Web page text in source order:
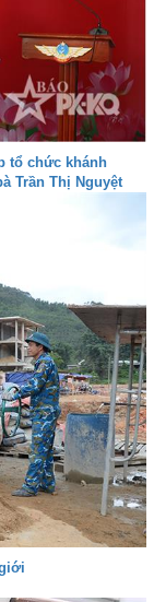
tổ chức khánh
Trần Thị Nguyệt